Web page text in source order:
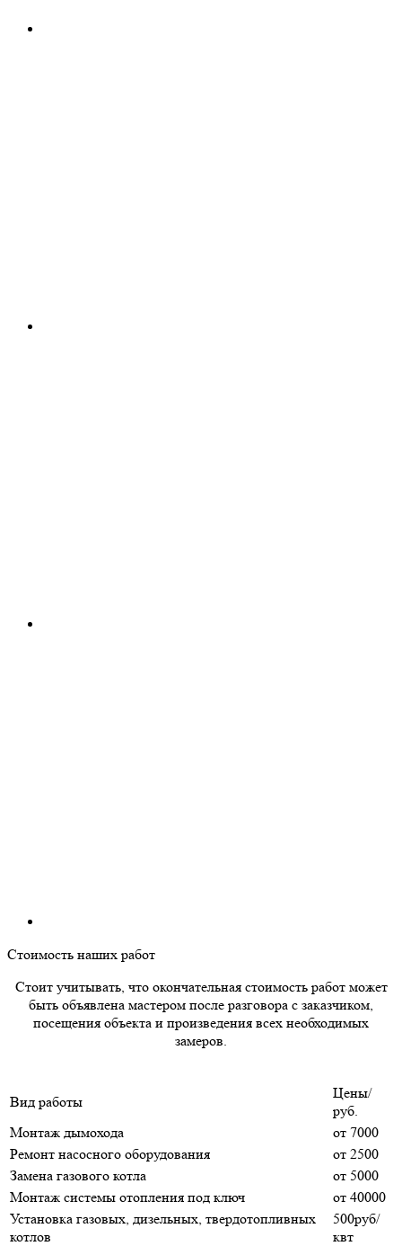
Стоимость наших работ
Стоит учитывать, что окончательная стоимость работ может
быть объявлена мастером после разговора с заказчиком,
посещения объекта и произведения всех необходимых
замеров.
Вид работы
Цены/
руб.
Монтаж дымохода
от 7000
Ремонт насосного оборудования
от 2500
Замена газового котла
от 5000
Монтаж системы отопления под ключ
от 40000
Установка газовых, дизельных, твердотопливных
котлов
500руб/
квт